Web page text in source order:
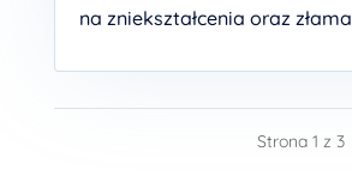
na zniekształcenia oraz
Strona 1 z 3